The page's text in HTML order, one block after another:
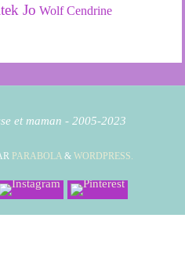
Jo Wolf Cendrine
et maman - 2005-2023
PARABOLA& WORDPRESS.